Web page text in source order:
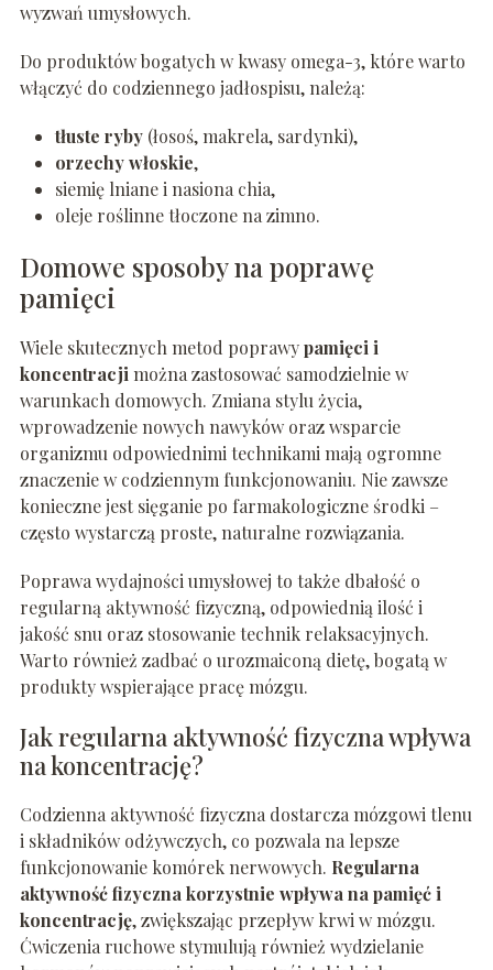
wyzwań umysłowych.
Do produktów bogatych w kwasy omega-3, które warto
włączyć do codziennego jadłospisu, należą:
tłuste ryby(łosoś, makrela, sardynki),
orzechy włoskie,
siemię lniane i nasiona chia,
oleje roślinne tłoczone na zimno.
Domowe sposoby na poprawę
pamięci
Wiele skutecznych metod poprawypamięci i
koncentracjimożna zastosować samodzielnie w
warunkach domowych. Zmiana stylu życia,
wprowadzenie nowych nawyków oraz wsparcie
organizmu odpowiednimi technikami mają ogromne
znaczenie w codziennym funkcjonowaniu. Nie zawsze
konieczne jest sięganie po farmakologiczne środki –
często wystarczą proste, naturalne rozwiązania.
Poprawa wydajności umysłowej to także dbałość o
regularną aktywność fizyczną, odpowiednią ilość i
jakość snu oraz stosowanie technik relaksacyjnych.
Warto również zadbać o urozmaiconą dietę, bogatą w
produkty wspierające pracę mózgu.
Jak regularna aktywność fizyczna wpływa
na koncentrację?
Codzienna aktywność fizyczna dostarcza mózgowi tlenu
i składników odżywczych, co pozwala na lepsze
funkcjonowanie komórek nerwowych. Regularna
aktywność fizyczna korzystnie wpływa na pamięć i
koncentrację, zwiększając przepływ krwi w mózgu.
Ćwiczenia ruchowe stymulują również wydzielanie